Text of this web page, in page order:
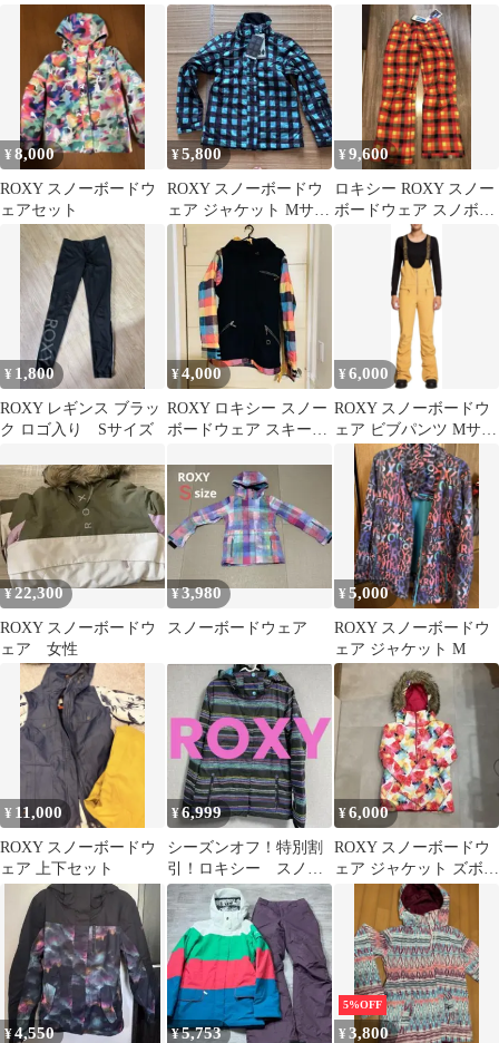
ディースM
ト 総柄 (上)
トS / パンツ M
¥8,000
ROXY スノーボードウ
ェアセット
¥5,800
ROXY スノーボードウ
ェア ジャケット Mサイ
ズ
¥9,600
ロキシー ROXY スノー
ボードウェア スノボウ
ェア スキーウェア パン
¥ 1,800
ROXY レギンス ブラッ
ク ロゴ入り Sサイズ
¥4,000
ROXY ロキシー スノー
ボードウェア スキーウ
¥6,000
ROXY スノーボードウ
ェア ビブパンツ Mサイ
ズ イエロー
¥22,300
ROXY スノーボードウ
ェア 女性
¥3,980
スノーボードウェア
¥5,000
ROXY スノーボードウ
ェア ジャケット M
¥ 11,000
ROXY スノーボードウ
ェア 上下セット
¥6,999
シーズンオフ！特別割
引！ロキシー スノー
ボードウェア 上下セ
ット
¥6,000
ROXY スノーボードウ
ェア ジャケット ズボ
ン キッズ 花柄
¥4,550 ¥5,753
5%OFF
¥3,800